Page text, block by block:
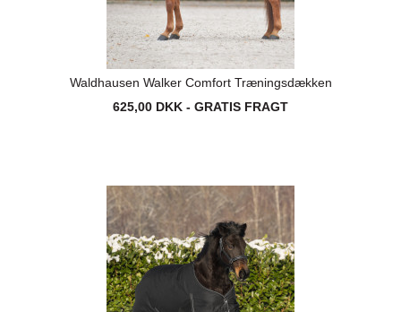
Waldhausen Walker Comfort Træningsdækken
625,00 DKK - GRATIS FRAGT